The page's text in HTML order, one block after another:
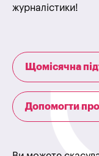
журналістики!
Щомісячна
Допомогти